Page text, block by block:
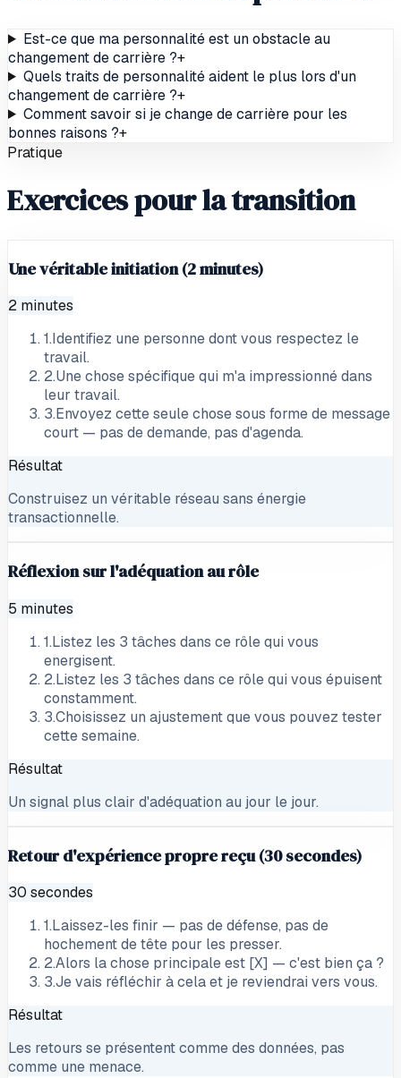
Est-ce que ma personnalité est un obstacle au
changement de carrière ?+
Quels traits de personnalité aident le plus lors d'un
changement de carrière ?+
Comment savoir si je change de carrière pour les
bonnes raisons ?+
Pratique
Exercices pour la transition
Une véritable initiation (2 minutes)
2 minutes
1.Identifiez une personne dont vous respectez le
travail.
2.Une chose spécifique qui m'a impressionné dans
leur travail.
3.Envoyez cette seule chose sous forme de message
court — pas de demande, pas d'agenda.
Résultat
Construisez un véritable réseau sans énergie
transactionnelle.
Réflexion sur l'adéquation au rôle
5 minutes
1.Listez les 3 tâches dans ce rôle qui vous
energisent.
2.Listez les 3 tâches dans ce rôle qui vous épuisent
constamment.
3.Choisissez un ajustement que vous pouvez tester
cette semaine.
Résultat
Un signal plus clair d'adéquation au jour le jour.
Retour d'expérience propre reçu (30 secondes)
30 secondes
1.Laissez-les finir — pas de défense, pas de
hochement de tête pour les presser.
2.Alors la chose principale est [X] — c'est bien ça ?
3.Je vais réfléchir à cela et je reviendrai vers vous.
Résultat
Les retours se présentent comme des données, pas
comme une menace.